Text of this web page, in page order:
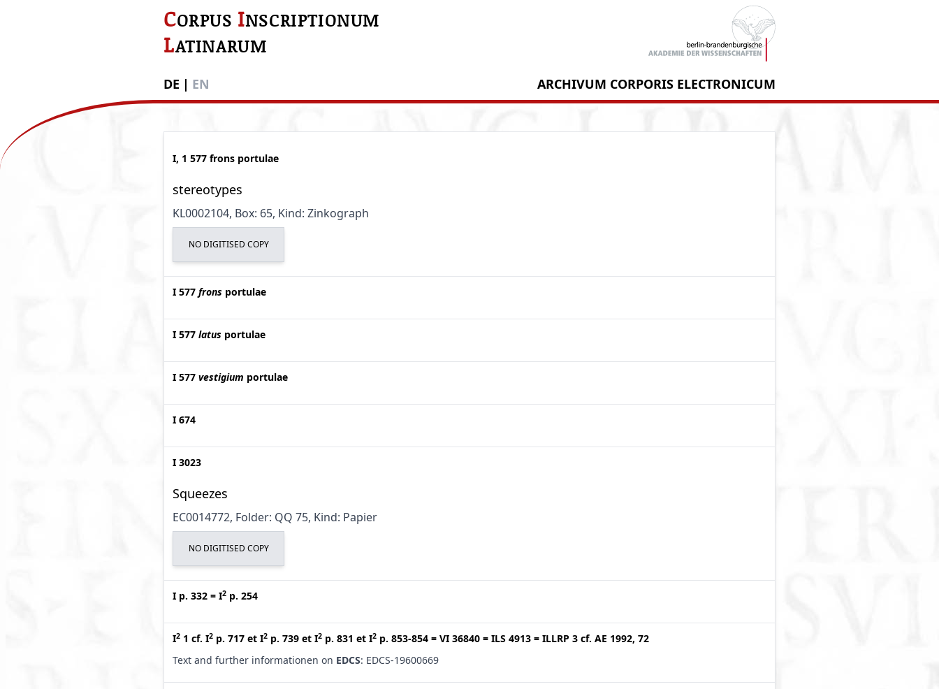
CORPUS INSCRIPTIONUM
LATINARUM
DE | EN ARCHIVUM CORPORIS ELECTRONICUM
I, 1 577 frons portulae
stereotypes
KL0002104, Box: 65, Kind: Zinkograph
NO DIGITISED COPY
I 577 frons portulae
I 577 latus portulae
I 577 vestigium portulae
I 674
I 3023
Squeezes
EC0014772, Folder: QQ 75, Kind: Papier
NO DIGITISED COPY
I p. 332 = I2 p. 254
I2 1 cf. I2 p. 717 et I2 p. 739 et I2 p. 831 et I2 p. 853-854 = VI 36840 = ILS 4913 = ILLRP 3 cf. AE 1992, 72
Text and further informationen on EDCS: EDCS-19600669